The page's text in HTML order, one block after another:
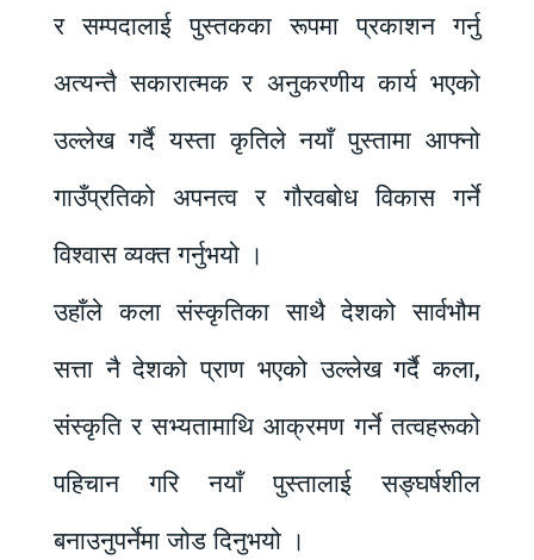
र सम्पदालाई पुस्तकका रूपमा प्रकाशन गर्नु
अत्यन्तै सकारात्मक र अनुकरणीय कार्य भएको
उल्लेख गर्दै यस्ता कृतिले नयाँ पुस्तामा आफ्नो
गाउँप्रतिको अपनत्व र गौरवबोध विकास गर्ने
विश्वास व्यक्त गर्नुभयो ।
उहाँले कला संस्कृतिका साथै देशको सार्वभौम
सत्ता नै देशको प्राण भएको उल्लेख गर्दै कला,
संस्कृति र सभ्यतामाथि आक्रमण गर्ने तत्वहरूको
पहिचान गरि नयाँ पुस्तालाई सङ्घर्षशील
बनाउनुपर्नेमा जोड दिनुभयो ।